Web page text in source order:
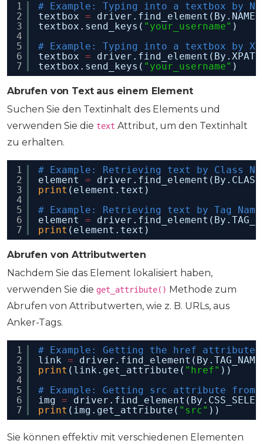
1
2
3
4
5
6
7
# Example: Typing into a textbox by
textbox =
textbox.send_keys( "your_username" )
# Example: Typing into a textbox by
textbox =
textbox.send_keys( "your_username" )
Abrufen von Text aus einem Element
Suchen Sie den Textinhalt des Elements und
verwenden Sie die text Attribut, um den Textinhalt
zu erhalten.
1
2
3
4
5
6
7
# Example: Retrieving text by Class
element =
print (element.text)
# Example: Retrieving text by Tag Name
element =
print (element.text)
Abrufen von Attributwerten
Nachdem Sie das Element lokalisiert haben,
verwenden Sie die get_attribute() Methode zum
Abrufen von Attributwerten, wie z. B. URLs, aus
Anker-Tags.
1
2
3
4
5
6
7
# Example: Getting the href attribute
link =
print (link.get_attribute( "href" ))
# Example: Getting src attribute from
img =
print (img.get_attribute( "src" ))
Sie können effektiv mit verschiedenen Elementen